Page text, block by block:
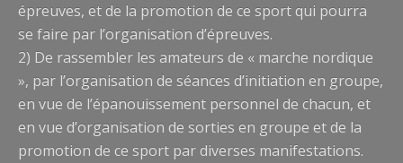
épreuves, et de la promotion de ce sport qui pourra
se faire par l’organisation d’épreuves.
2) De rassembler les amateurs de « marche nordique
», par l’organisation de séances d’initiation en groupe,
en vue de l’épanouissement personnel de chacun, et
en vue d’organisation de sorties en groupe et de la
promotion de ce sport par diverses manifestations.